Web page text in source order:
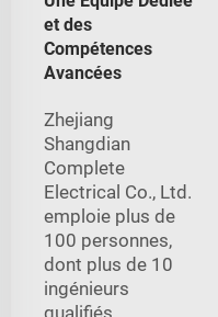
et des
Compétences
Avancées
Zhejiang
Shangdian
Complete
Electrical Co., Ltd.
emploie plus de
100 personnes,
dont plus de 10
ingénieurs
qualifiés